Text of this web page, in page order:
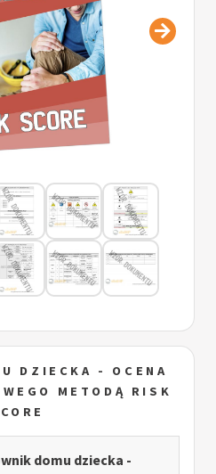
DZIECKA - OCENA
METODĄ RISK
domu dziecka -